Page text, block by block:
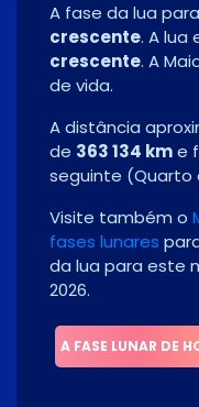
A fase da lua
crescente. A lua
crescente. A
de vida.
A distância
de 363 134 kme
seguinte (Quarto
Visite também o
fases lunares
da lua para este
2026.
A FASE LUNAR DE